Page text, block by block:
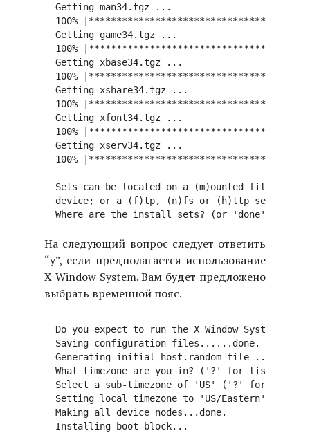
  Getting man34.tgz ...
100%
  Getting game34.tgz ...
100%
  Getting xbase34.tgz ...
100%
  Getting xshare34.tgz ...
100%
  Getting xfont34.tgz ...
100%
  Getting xserv34.tgz ...
100%
Sets can be located on a (m)ounted
  device; or a (f)tp, (n)fs or (h)ttp server.
На следующий вопрос следует ответить
“y”, если предполагается использование
X Window System. Вам будет предложено
выбрать временной пояс.
Do you expect to run the X Window System? [y]
  Saving configuration files......done.
Generating initial host.random file
What timezone are you in? ('?' for list) [US/
Select a sub-timezone of 'US' ('?' for list):
  Setting local timezone to 'US/Eastern'...done.
  Making all device nodes...done.
  Installing boot block...